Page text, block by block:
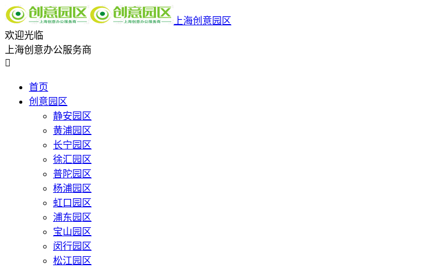
上海创意园区
欢迎光临
上海创意办公服务商

首页
创意园区
静安园区
黄浦园区
长宁园区
徐汇园区
普陀园区
杨浦园区
虹口园区
浦东园区
宝山园区
闵行园区
松江园区